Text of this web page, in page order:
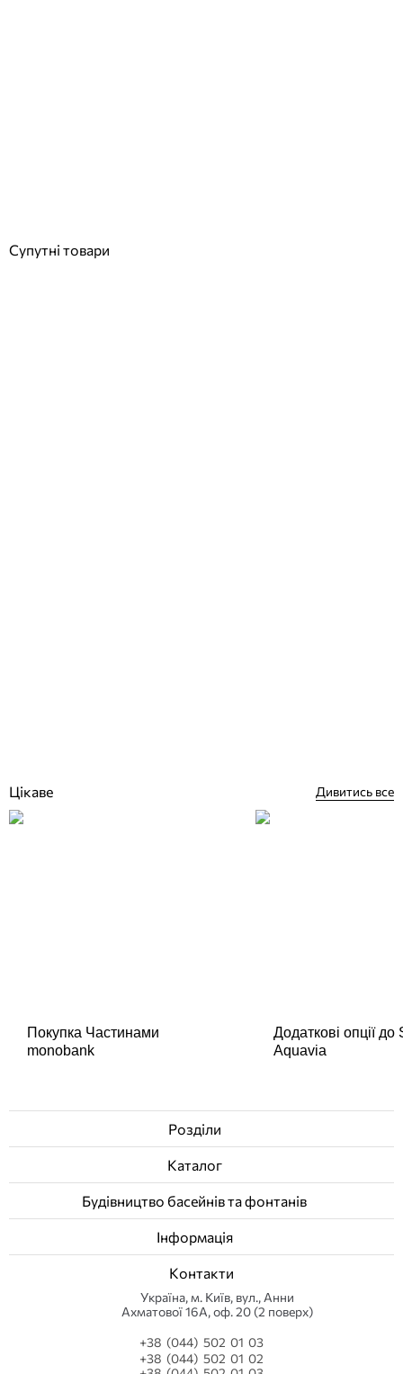
Супутні товари
Цікаве Дивитись все
Покупка Частинами
monobank
Додаткові опції
Aquavia
Розділи
Каталог
Будівництво басейнів та фонтанів
Інформація
Контакти
Українa, м. Київ, вул., Анни
Ахматової 16А, оф. 20 (2 поверх)
+38 (044) 502 01 03
+38 (044) 502 01 02